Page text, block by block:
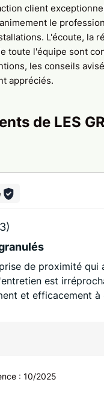
client
le
L'écoute, la
toute l'équipe sont
les conseils
appréciés.
de LES
de proximité qui
est
et efficacement à
:10/2025